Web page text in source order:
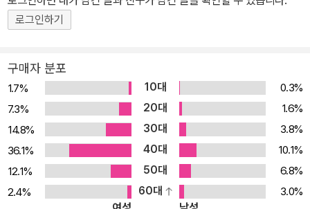
로그인하기
구매자 분포
1.7% 10대
0.3%
7.3%
20대
1.6%
14.8%
30대
3.8%
36.1%
40대
10.1%
12.1%
50대
6.8%
2.4%
60대
3.0%